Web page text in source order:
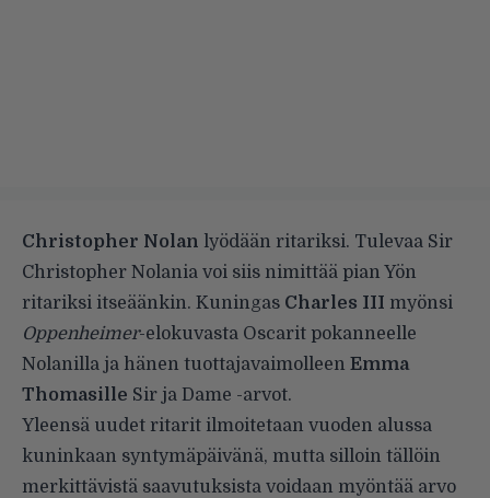
Christopher Nolan
lyödään ritariksi. Tulevaa Sir
Christopher Nolania voi siis nimittää pian Yön
ritariksi itseäänkin. Kuningas Charles III myönsi
Oppenheimer-elokuvasta Oscarit pokanneelle
Nolanilla ja hänen tuottajavaimolleen Emma
Thomasille Sir ja Dame -arvot.
Yleensä uudet ritarit ilmoitetaan vuoden alussa
kuninkaan syntymäpäivänä, mutta silloin tällöin
merkittävistä saavutuksista voidaan myöntää arvo